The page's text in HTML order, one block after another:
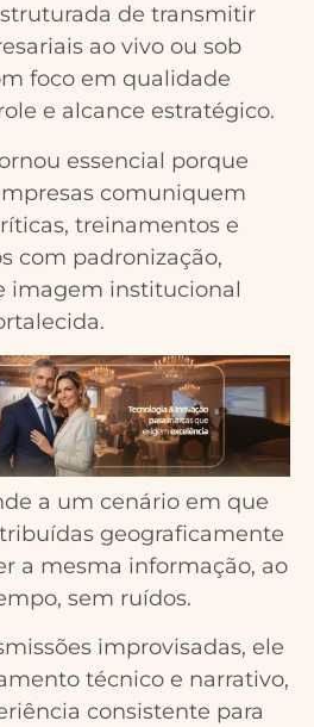
de transmitir
ao vivo ou sob
foco em qualidade
e alcance estratégico.
essencial porque
comuniquem
treinamentos e
com padronização,
imagem institucional
a um cenário em que
geograficamente
a mesma informação, ao
sem ruídos.
improvisadas, ele
técnico e narrativo,
consistente para